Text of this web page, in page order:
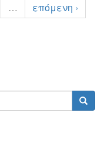
…
επόμενη ›